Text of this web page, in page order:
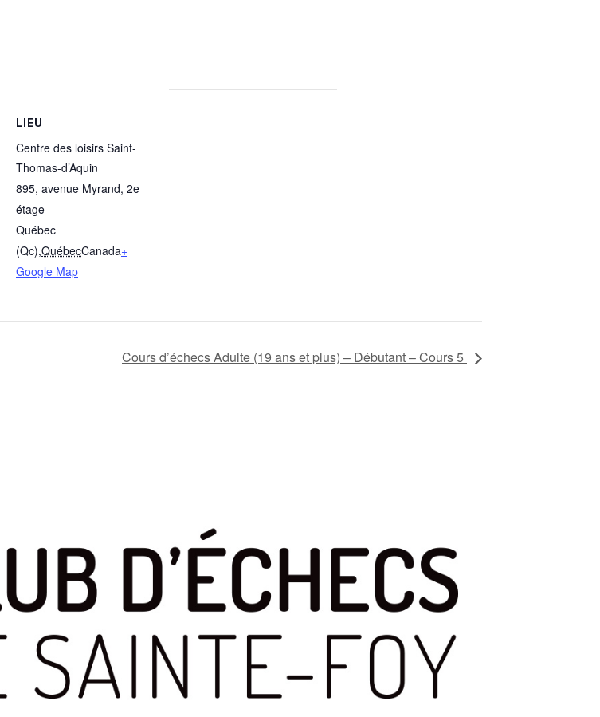
LIEU
Centre des loisirs Saint-
Thomas-d’Aquin
895, avenue Myrand, 2e
étage
Québec
(Qc),QuébecCanada+
Google Map
Cours d’échecs Adulte (19 ans et plus) – Débutant – Cours 5